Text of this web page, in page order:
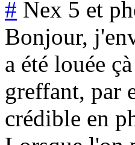
# Nex 5 et
Bonjour,
a été louée
greffant, par
crédible en